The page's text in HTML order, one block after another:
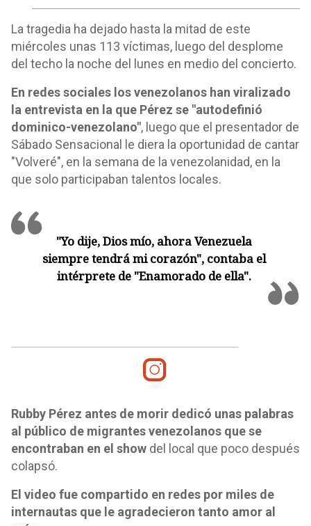
La tragedia ha dejado hasta la mitad de este
miércoles unas 113 víctimas, luego del desplome
del techo la noche del lunes en medio del concierto.
En redes sociales los venezolanos han viralizado
la entrevista en la que Pérez se "autodefinió
dominico-venezolano", luego que el presentador de
Sábado Sensacional le diera la oportunidad de cantar
"Volveré", en la semana de la venezolanidad, en la
que solo participaban talentos locales.
"Yo dije, Dios mío, ahora Venezuela
siempre tendrá mi corazón", contaba el
intérprete de "Enamorado de ella".
Rubby Pérez antes de morir dedicó unas palabras
al público de migrantes venezolanos que se
encontraban en el show del local que poco después
colapsó.
El video fue compartido en redes por miles de
internautas que le agradecieron tanto amor al